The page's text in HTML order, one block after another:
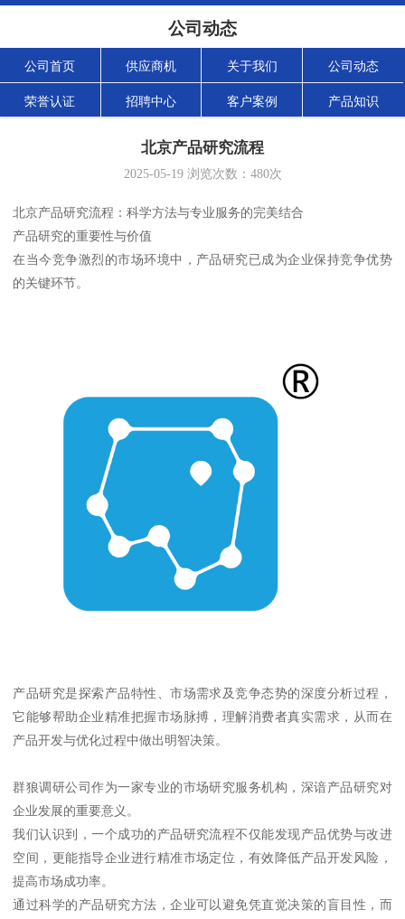
公司动态
公司首页 供应商机 关于我们 公司动态
荣誉认证 招聘中心 客户案例 产品知识
北京产品研究流程
2025-05-19浏览次数： 480次
北京产品研究流程：科学方法与专业服务的完美结合
产品研究的重要性与价值
在当今竞争激烈的市场环境中，产品研究已成为企业保持竞争优势
的关键环节。
产品研究是探索产品特性、市场需求及竞争态势的深度分析过程，
它能够帮助企业精准把握市场脉搏，理解消费者真实需求，从而在
产品开发与优化过程中做出明智决策。
群狼调研公司作为一家专业的市场研究服务机构，深谙产品研究对
企业发展的重要意义。
我们认识到，一个成功的产品研究流程不仅能发现产品优势与改进
空间，更能指导企业进行精准市场定位，有效降低产品开发风险，
提高市场成功率。
通过科学的产品研究方法，企业可以避免凭直觉决策的盲目性，而